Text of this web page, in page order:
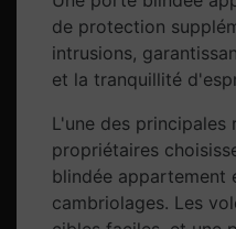
de protection
intrusions,
et la tranquillité
L'une des principales
propriétaires
blindée appartement
cambriolages. Les